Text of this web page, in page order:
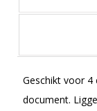
Geschikt voor 4
document.